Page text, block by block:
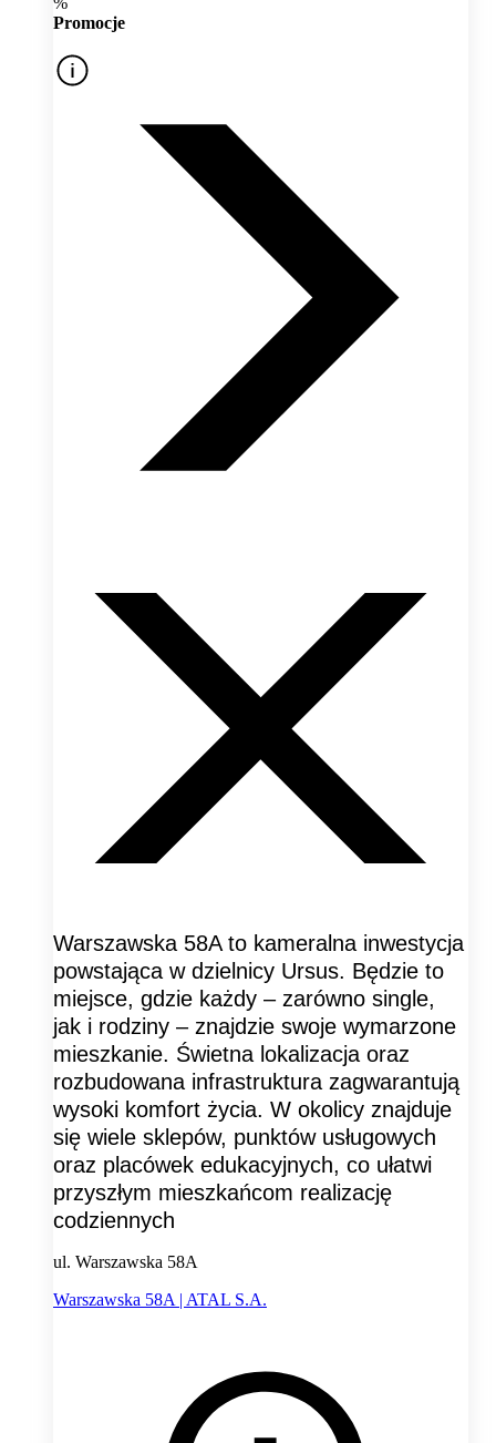
Promocje
Warszawska 58A to kameralna inwestycja
powstająca w dzielnicy Ursus. Będzie to
miejsce, gdzie każdy – zarówno single,
jak i rodziny – znajdzie swoje wymarzone
mieszkanie. Świetna lokalizacja oraz
rozbudowana infrastruktura zagwarantują
wysoki komfort życia. W okolicy znajduje
się wiele sklepów, punktów usługowych
oraz placówek edukacyjnych, co ułatwi
przyszłym mieszkańcom realizację
codziennych
ul. Warszawska 58A
Warszawska 58A | ATAL S.A.